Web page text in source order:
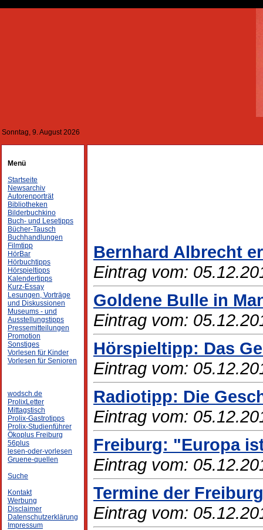
Sonntag, 9. August 2026
Menü
Startseite
Newsarchiv
Autorenporträt
Bibliotheken
Bilderbuchkino
Buch- und Lesetipps
Bücher-Tausch
Buchhandlungen
Filmtipp
HörBar
Hörbuchtipps
Hörspieltipps
Kalendertipps
Kurz-Essay
Lesungen, Vorträge
und Diskussionen
Museums - und
Ausstellungstipps
Pressemitteilungen
Promotion
Sonstiges
Vorlesen für Kinder
Vorlesen für Senioren
wodsch.de
ProlixLetter
Mittagstisch
Prolix-Gastrotipps
Prolix-Studienführer
Ökoplus Freiburg
56plus
lesen-oder-vorlesen
Gruene-quellen
Suche
Kontakt
Werbung
Disclaimer
Datenschutzerklärung
Impressum
Bernhard Albrecht
Eintrag vom:
Goldene Bulle in
Eintrag vom:
Hörspieltipp: Das
Eintrag vom:
Radiotipp: Die
Eintrag vom:
Freiburg: "Europa
Eintrag vom:
Termine der
Eintrag vom: